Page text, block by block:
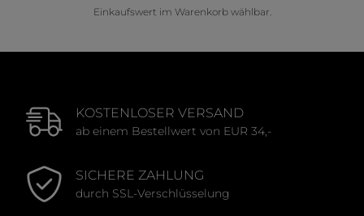
Einkaufswert im Warenkorb wählbar.
KOSTENLOSER VERSAND
ab einem Bestellwert von EUR 34,-
SICHERE ZAHLUNG
durch SSL-Verschlüsselung